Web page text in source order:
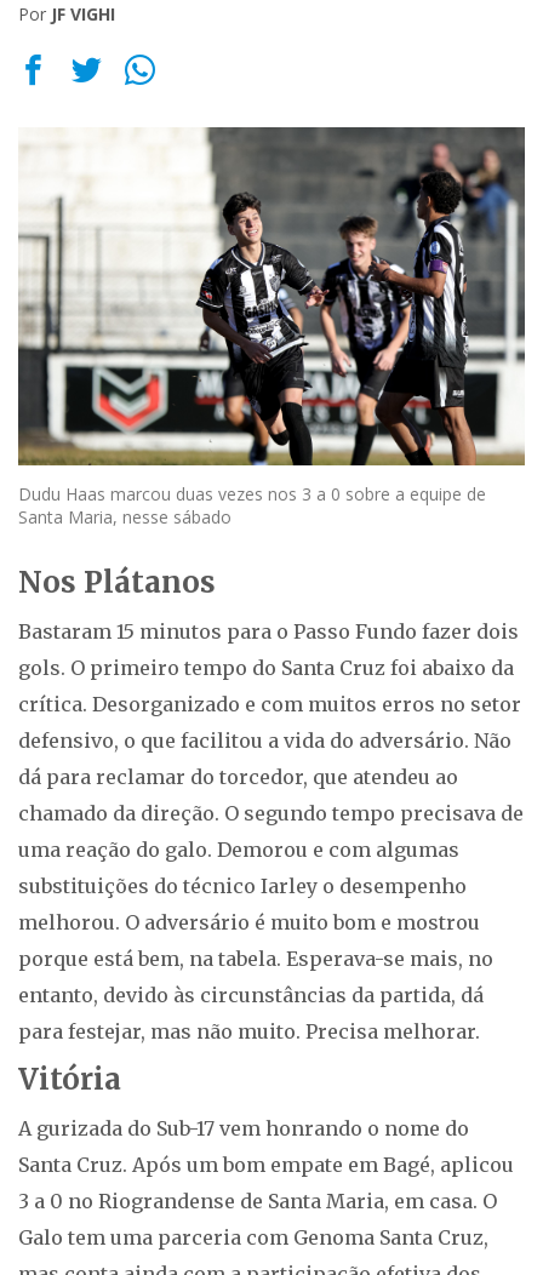
Por JF VIGHI
Dudu Haas marcou duas vezes nos 3 a 0 sobre a equipe de
Santa Maria, nesse sábado
Nos Plátanos
Bastaram 15 minutos para o Passo Fundo fazer dois
gols. O primeiro tempo do Santa Cruz foi abaixo da
crítica. Desorganizado e com muitos erros no setor
defensivo, o que facilitou a vida do adversário. Não
dá para reclamar do torcedor, que atendeu ao
chamado da direção. O segundo tempo precisava de
uma reação do galo. Demorou e com algumas
substituições do técnico Iarley o desempenho
melhorou. O adversário é muito bom e mostrou
porque está bem, na tabela. Esperava-se mais, no
entanto, devido às circunstâncias da partida, dá
para festejar, mas não muito. Precisa melhorar.
Vitória
A gurizada do Sub-17 vem honrando o nome do
Santa Cruz. Após um bom empate em Bagé, aplicou
3 a 0 no Riograndense de Santa Maria, em casa. O
Galo tem uma parceria com Genoma Santa Cruz,